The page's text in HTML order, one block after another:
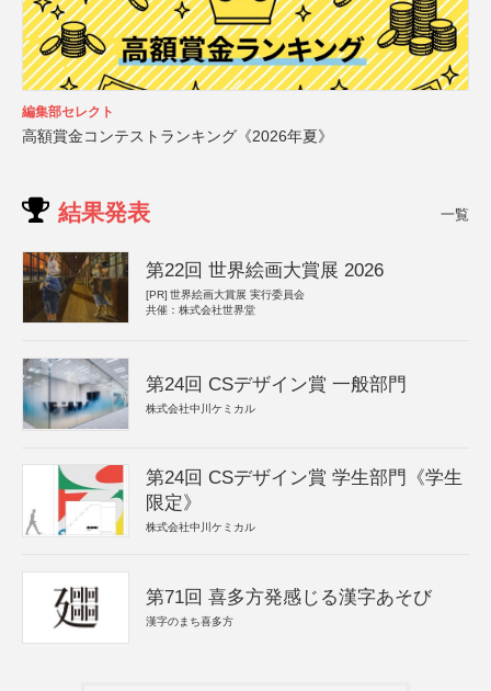
編集部セレクト
高額賞金コンテストランキング《2026年夏》
結果発表 一覧
第22回 世界絵画大賞展 2026
[PR] 世界絵画大賞展 実行委員会
共催：株式会社世界堂
第24回 CSデザイン賞 一般部門
株式会社中川ケミカル
第24回 CSデザイン賞 学生部門《学生
限定》
株式会社中川ケミカル
第71回 喜多方発感じる漢字あそび
漢字のまち喜多方